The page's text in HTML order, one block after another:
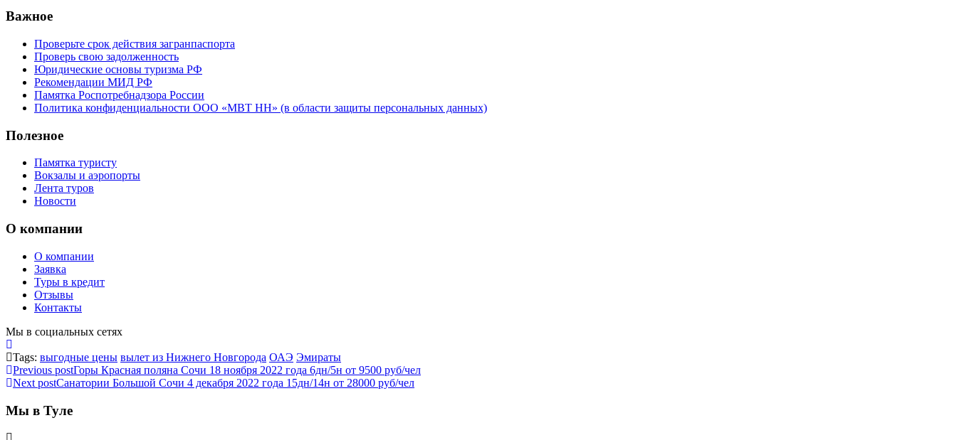
Важное
Проверьте срок действия загранпаспорта
Проверь свою задолженность
Юридические основы туризма РФ
Рекомендации МИД РФ
Памятка Роспотребнадзора России
Политика конфиденциальности ООО «МВТ НН» (в области защиты персональных данных)
Полезное
Памятка туристу
Вокзалы и аэропорты
Лента туров
Новости
О компании
О компании
Заявка
Туры в кредит
Отзывы
Контакты
Мы в социальных сетях
Tags: выгодные цены вылет из Нижнего Новгорода ОАЭ Эмираты
Previous postГоры Красная поляна Сочи 18 ноября 2022 года 6дн/5н от 9500 руб/чел
Next postСанатории Большой Сочи 4 декабря 2022 года 15дн/14н от 28000 руб/чел
Мы в Туле